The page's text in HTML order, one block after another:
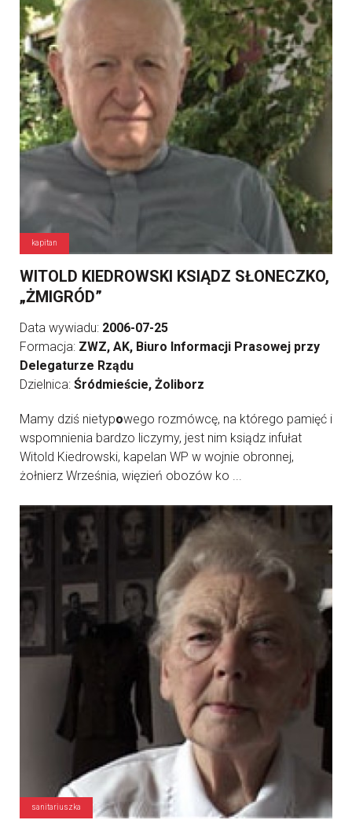
kapitan
WITOLD KIEDROWSKI KSIĄDZ SŁONECZKO,
„ŻMIGRÓD”
Data wywiadu: 2006-07-25
Formacja: ZWZ, AK, Biuro Informacji Prasowej przy
Delegaturze Rządu
Dzielnica: Śródmieście, Żoliborz
Mamy dziś nietypowego rozmówcę, na którego pamięć i
wspomnienia bardzo liczymy, jest nim ksiądz infułat
Witold Kiedrowski, kapelan WP w wojnie obronnej,
żołnierz Września, więzień obozów ko ...
sanitariuszka